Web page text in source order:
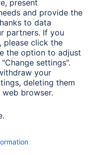
Gen 1
Mbit/s